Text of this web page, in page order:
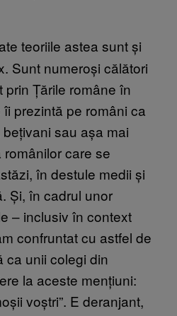
teoriile astea sunt și
Sunt numeroși călători
Țările române în
prezintă pe români ca
sau așa mai
care se
în destule medii și
Și, în cadrul unor
– inclusiv în context
confruntat cu astfel de
ca unii colegi din
la aceste mențiuni:
voștri”. E deranjant,